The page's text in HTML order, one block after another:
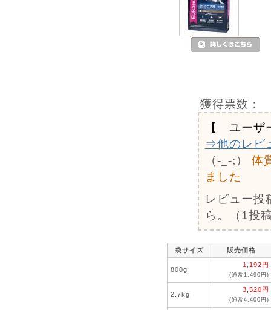
獲得票数：
【 ユーザ
⇒他のレビ
（-_-;）
体
ました
レビュー投
ら。（1投
袋サイズ 販売価格
800g
1,192円
(通常1,490円)
2.7kg
3,520円
(通常4,400円)